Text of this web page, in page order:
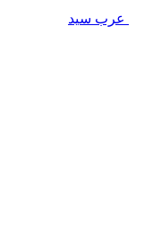
عرب سيد